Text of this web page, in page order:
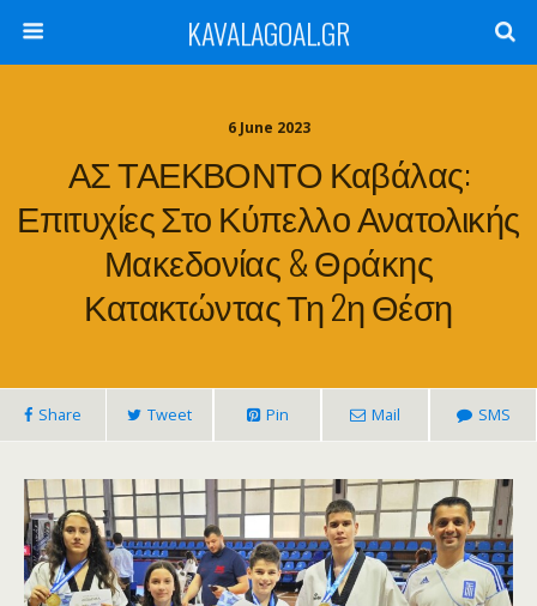
KAVALAGOAL.GR
6 June 2023
ΑΣ ΤΑΕΚΒΟΝΤΟ Καβάλας:
Επιτυχίες Στο Κύπελλο Ανατολικής
Μακεδονίας & Θράκης
Κατακτώντας Τη 2η Θέση
Share Tweet Pin Mail SMS